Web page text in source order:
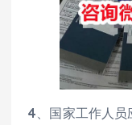
4、国家工作人员